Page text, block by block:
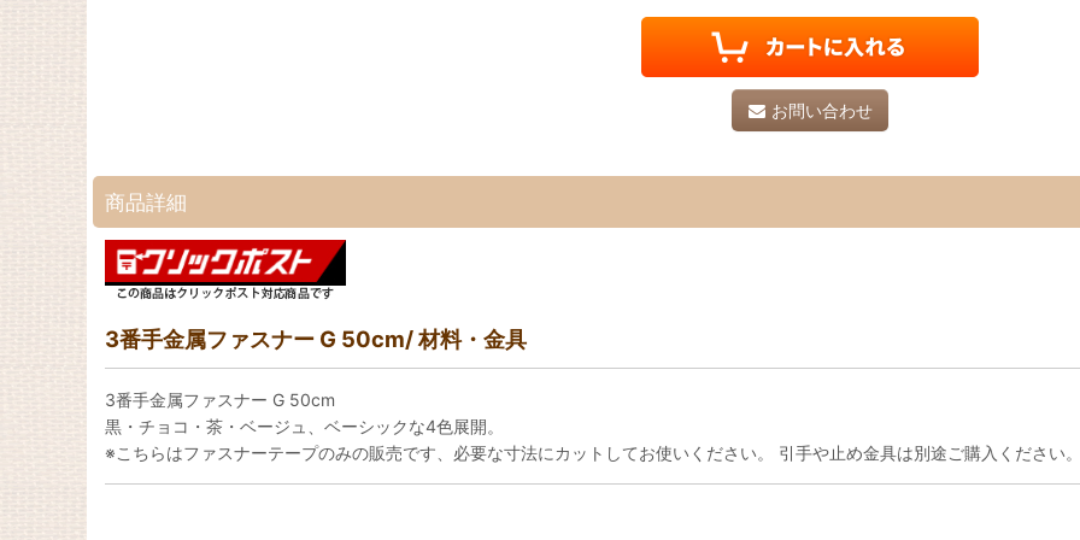
お問い合わせ
商品詳細
3番手金属ファスナー G 50cm/ 材料・金具
3番手金属ファスナー G 50cm
黒・チョコ・茶・ベージュ、ベーシックな4色展開。
※こちらはファスナーテープのみの販売です、必要な寸法にカットしてお使いください。 引手や止め金具は別途ご購入ください